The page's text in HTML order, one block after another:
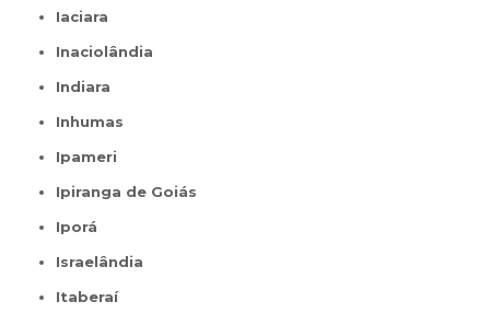
Iaciara
Inaciolândia
Indiara
Inhumas
Ipameri
Ipiranga de Goiás
Iporá
Israelândia
Itaberaí